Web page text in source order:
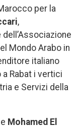
per la
,
Mondo Arabo in
italiano
a Rabat i vertici
e Servizi della
e Mohamed El